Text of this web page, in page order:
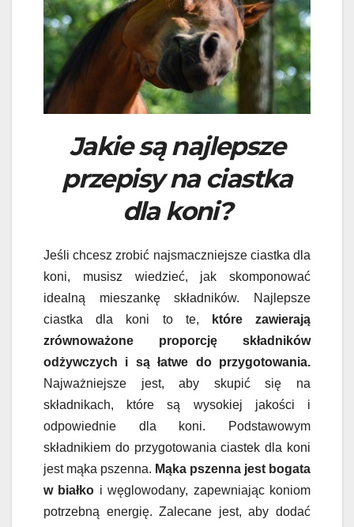
Jakie są najlepsze
przepisy na ciastka
dla koni?
Jeśli chcesz zrobić najsmaczniejsze ciastka dla
koni, musisz wiedzieć, jak skomponować
idealną mieszankę składników. Najlepsze
ciastka dla koni to te, które zawierają
zrównoważone proporcję składników
odżywczych i są łatwe do przygotowania.
Najważniejsze jest, aby skupić się na
składnikach, które są wysokiej jakości i
odpowiednie dla koni. Podstawowym
składnikiem do przygotowania ciastek dla koni
jest mąka pszenna. Mąka pszenna jest bogata
w białko i węglowodany, zapewniając koniom
potrzebną energię. Zalecane jest, aby dodać